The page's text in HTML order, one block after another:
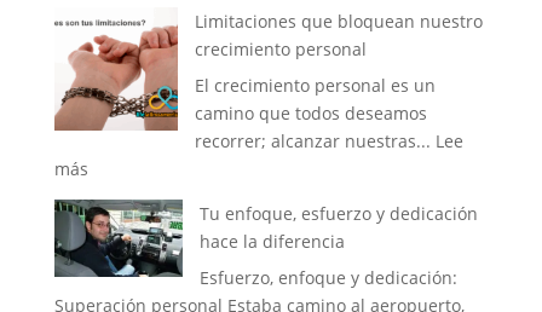
dinero
con
las
fotos
tomadas
smartphone
Limitaciones que bloquean nuestro
crecimiento personal
El crecimiento personal es un
camino que todos deseamos
recorrer; alcanzar nuestras... Lee
más:
Limitaciones
que
bloquean
nuestro
crecimiento
Tu enfoque, esfuerzo y dedicación
hace la diferencia
Esfuerzo, enfoque y dedicación:
Superación personal Estaba camino al aeropuerto,